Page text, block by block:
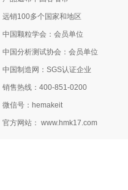
远销100多个国家和地区
中国颗粒学会：会员单位
中国分析测试协会：会员单位
中国制造网：SGS认证企业
销售热线：400-851-0200
微信号：hemakeit
官方网站： www.hmk17.com